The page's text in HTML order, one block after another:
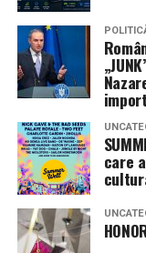
Pe11 februarieva
mea”de la
18:30, unde
Necula, originari
prezenta filmul
Alexandra
Cinema City
State și Azaleea
care